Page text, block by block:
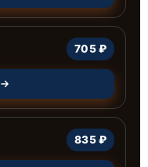
705 ₽
835 ₽